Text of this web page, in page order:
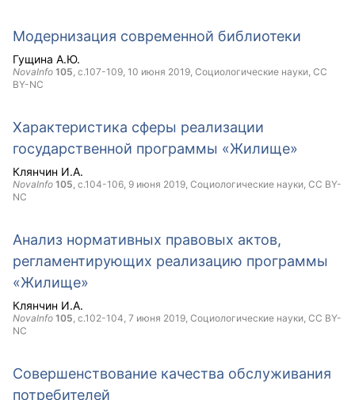
Модернизация современной библиотеки
Гущина А.Ю.
NovaInfo 105, с.107-109, 10 июня 2019, Социологические науки, CC
BY-NC
Характеристика сферы реализации
государственной программы «Жилище»
Клянчин И.А.
NovaInfo 105, с.104-106, 9 июня 2019, Социологические науки, CC BY-
NC
Анализ нормативных правовых актов,
регламентирующих реализацию программы
«Жилище»
Клянчин И.А.
NovaInfo 105, с.102-104, 7 июня 2019, Социологические науки, CC BY-
NC
Совершенствование качества обслуживания
потребителей